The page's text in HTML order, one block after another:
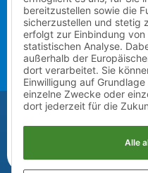
kommenden Schuljahr.
Zusatz (Klasse a, b, c)
Vor-/Nachname des
bereitzustellen sowie die
sicherzustellen und stetig
erfolgt zur Einbindung
statistischen Analyse.
außerhalb der
dort verarbeitet. Sie
Einwilligung auf
einzelne Zwecke oder
dort jederzeit für die
Alle